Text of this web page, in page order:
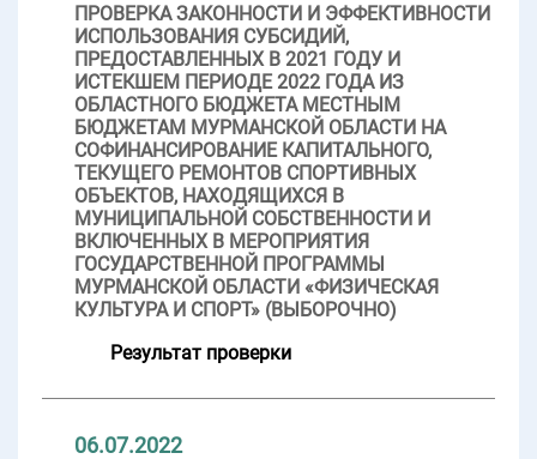
ПРОВЕРКА ЗАКОННОСТИ И ЭФФЕКТИВНОСТИ
ИСПОЛЬЗОВАНИЯ СУБСИДИЙ,
ПРЕДОСТАВЛЕННЫХ В 2021 ГОДУ И
ИСТЕКШЕМ ПЕРИОДЕ 2022 ГОДА ИЗ
ОБЛАСТНОГО БЮДЖЕТА МЕСТНЫМ
БЮДЖЕТАМ МУРМАНСКОЙ ОБЛАСТИ НА
СОФИНАНСИРОВАНИЕ КАПИТАЛЬНОГО,
ТЕКУЩЕГО РЕМОНТОВ СПОРТИВНЫХ
ОБЪЕКТОВ, НАХОДЯЩИХСЯ В
МУНИЦИПАЛЬНОЙ СОБСТВЕННОСТИ И
ВКЛЮЧЕННЫХ В МЕРОПРИЯТИЯ
ГОСУДАРСТВЕННОЙ ПРОГРАММЫ
МУРМАНСКОЙ ОБЛАСТИ «ФИЗИЧЕСКАЯ
КУЛЬТУРА И СПОРТ» (ВЫБОРОЧНО)
Результат проверки
06.07.2022